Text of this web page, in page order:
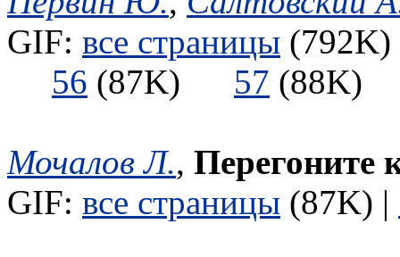
GIF: все страницы
56 (87K) 57
Мочалов Л., Перегоните
GIF: все страницы (87K) |